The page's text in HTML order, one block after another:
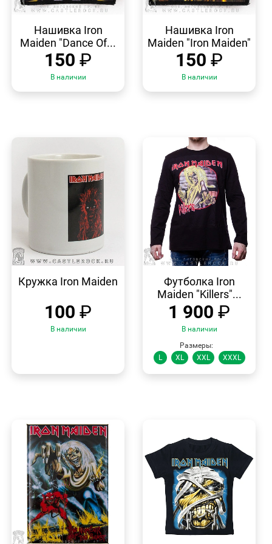
ПРОСМОТР
Нашивка Iron
Maiden "Dance Of...
150 ₽
В наличии
ПРОСМОТР
Нашивка Iron
Maiden "Iron Maiden"
150 ₽
В наличии
ПРОСМОТР
Кружка Iron Maiden
100 ₽
В наличии
ПРОСМОТР
Футболка Iron
Maiden "Killers"...
1 900 ₽
В наличии
Размеры:
L
XL XXL XXXL